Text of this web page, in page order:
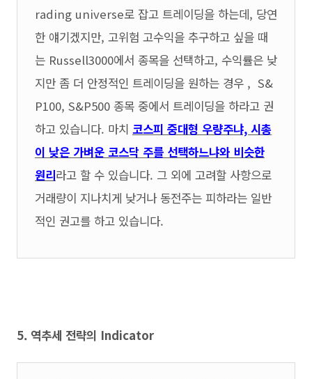
rading universe로 잡고 트레이딩을 하는데, 당연
한 얘기겠지만, 고위험 고수익을 추구하고 싶을 때
는 Russell3000에서 종목을 선택하고, 수익률은 낮
지만 좀 더 안정적인 트레이딩을 원하는 경우 , S&
P100, S&P500 종목 중에서 트레이딩을 하라고 권
하고 있습니다. 마치 코스피 중대형 우량주냐, 시총
이 낮은 가벼운 코스닥 주를 선택하느냐와 비슷한
원리라고 할 수 있습니다. 그 외에 고려할 사항으로
거래량이 지나치게 낮거나 동전주는 피하라는 일반
적인 권고를 하고 있습니다.
5. 역추세 전략의 Indicator